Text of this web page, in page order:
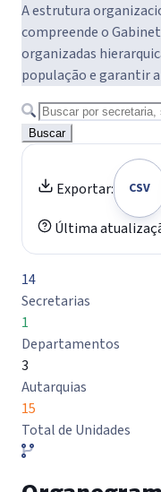
A estrutura
compreende o
organizadas
população e garantir
Buscar
Exportar: CSV
Última
14
Secretarias
1
Departamentos
3
Autarquias
15
Total de Unidades